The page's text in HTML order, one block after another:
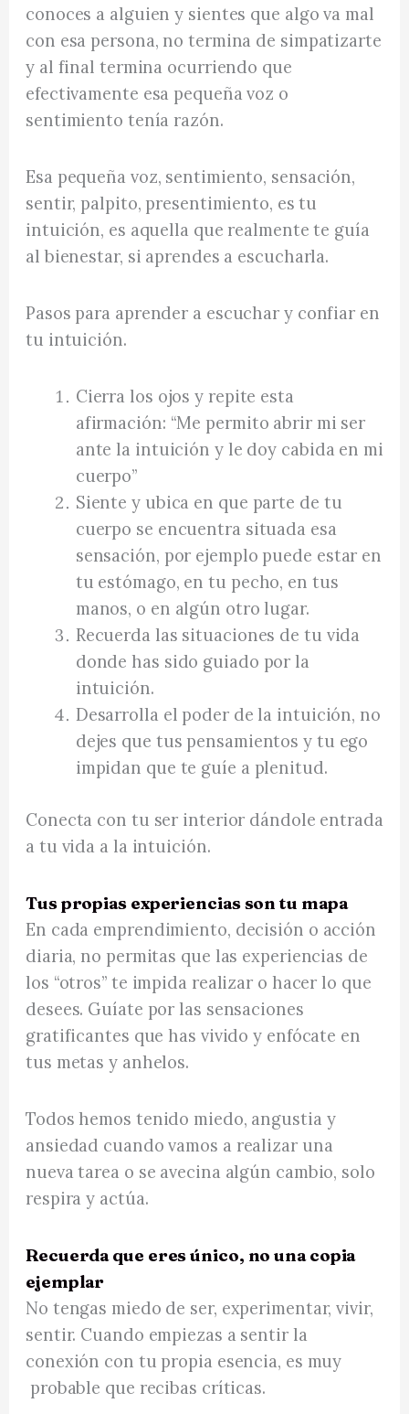
conoces a alguien y sientes que algo va mal
con esa persona, no termina de simpatizarte
y al final termina ocurriendo que
efectivamente esa pequeña voz o
sentimiento tenía razón.
Esa pequeña voz, sentimiento, sensación,
sentir, palpito, presentimiento, es tu
intuición, es aquella que realmente te guía
al bienestar, si aprendes a escucharla.
Pasos para aprender a escuchar y confiar en
tu intuición.
Cierra los ojos y repite esta
afirmación: “Me permito abrir mi ser
ante la intuición y le doy cabida en mi
cuerpo”
Siente y ubica en que parte de tu
cuerpo se encuentra situada esa
sensación, por ejemplo puede estar en
tu estómago, en tu pecho, en tus
manos, o en algún otro lugar.
Recuerda las situaciones de tu vida
donde has sido guiado por la
intuición.
Desarrolla el poder de la intuición, no
dejes que tus pensamientos y tu ego
impidan que te guíe a plenitud.
Conecta con tu ser interior dándole entrada
a tu vida a la intuición.
Tus propias experiencias son tu mapa
En cada emprendimiento, decisión o acción
diaria, no permitas que las experiencias de
los “otros” te impida realizar o hacer lo que
desees. Guíate por las sensaciones
gratificantes que has vivido y enfócate en
tus metas y anhelos.
Todos hemos tenido miedo, angustia y
ansiedad cuando vamos a realizar una
nueva tarea o se avecina algún cambio, solo
respira y actúa.
Recuerda que eres único, no una copia
ejemplar
No tengas miedo de ser, experimentar, vivir,
sentir. Cuando empiezas a sentir la
conexión con tu propia esencia, es muy
probable que recibas críticas.